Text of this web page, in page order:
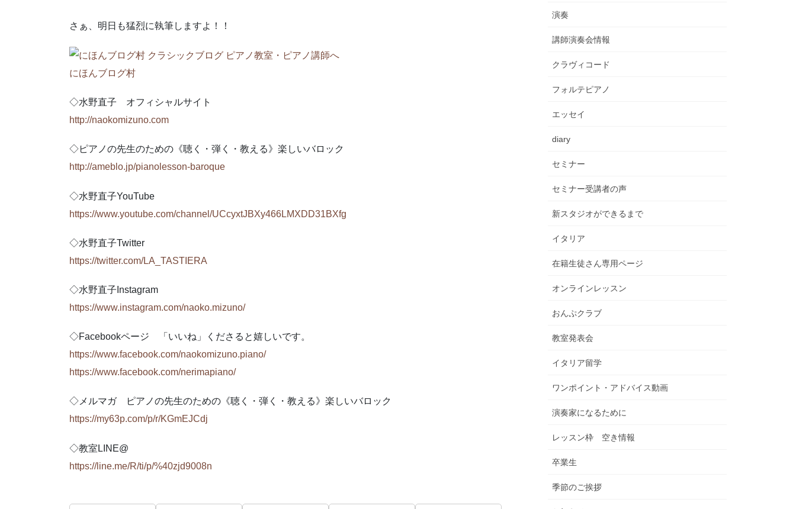
さぁ、明日も猛烈に執筆しますよ！！
にほんブログ村
◇水野直子 オフィシャルサイト
http://naokomizuno.com
◇ピアノの先生のための《聴く・弾く・教える》楽しいバロック
http://ameblo.jp/pianolesson-baroque
◇水野直子YouTube
https://www.youtube.com/channel/UCcyxtJBXy466LMXDD31BXfg
◇水野直子Twitter
https://twitter.com/LA_TASTIERA
◇水野直子Instagram
https://www.instagram.com/naoko.mizuno/
◇Facebookページ 「いいね」くださると嬉しいです。
https://www.facebook.com/naokomizuno.piano/
https://www.facebook.com/nerimapiano/
◇メルマガ ピアノの先生のための《聴く・弾く・教える》楽しいバロック
https://my63p.com/p/r/KGmEJCdj
◇教室LINE@
https://line.me/R/ti/p/%40zjd9008n
演奏
講師演奏会情報
クラヴィコード
フォルテピアノ
エッセイ
diary
セミナー
セミナー受講者の声
新スタジオができるまで
イタリア
在籍生徒さん専用ページ
オンラインレッスン
おんぷクラブ
教室発表会
イタリア留学
ワンポイント・アドバイス動画
演奏家になるために
レッスン枠 空き情報
卒業生
季節のご挨拶